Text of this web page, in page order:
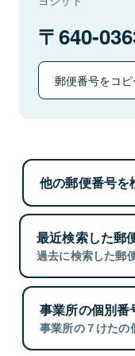
640-
郵便番号をコ
他の郵便番号を
最近検索した郵
過去に検索した郵
事業所の個別番
事業所の７けたの